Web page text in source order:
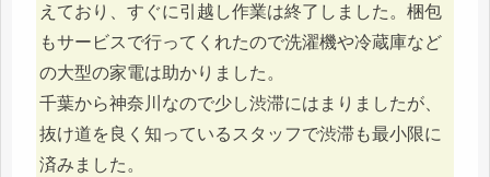
えており、すぐに引越し作業は終了しました。梱包
もサービスで行ってくれたので洗濯機や冷蔵庫など
の大型の家電は助かりました。
千葉から神奈川なので少し渋滞にはまりましたが、
抜け道を良く知っているスタッフで渋滞も最小限に
済みました。